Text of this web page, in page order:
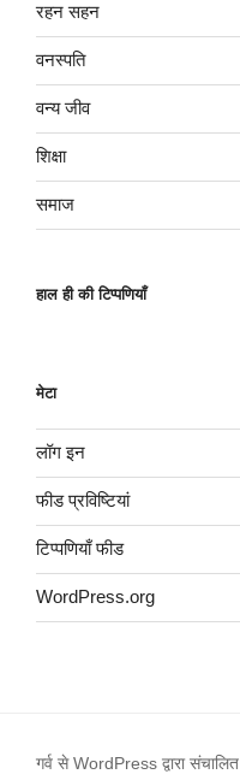
रहन सहन
वनस्पति
वन्य जीव
शिक्षा
समाज
हाल ही की टिप्पणियाँ
मेटा
लॉग इन
फीड प्रविष्टियां
टिप्पणियाँ फीड
WordPress.org
गर्व से WordPress द्वारा संचालित